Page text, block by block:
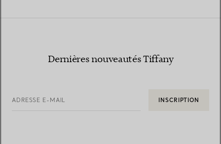
Dernières nouveautés Tiffany
ADRESSE E-MAIL INSCRIPTION